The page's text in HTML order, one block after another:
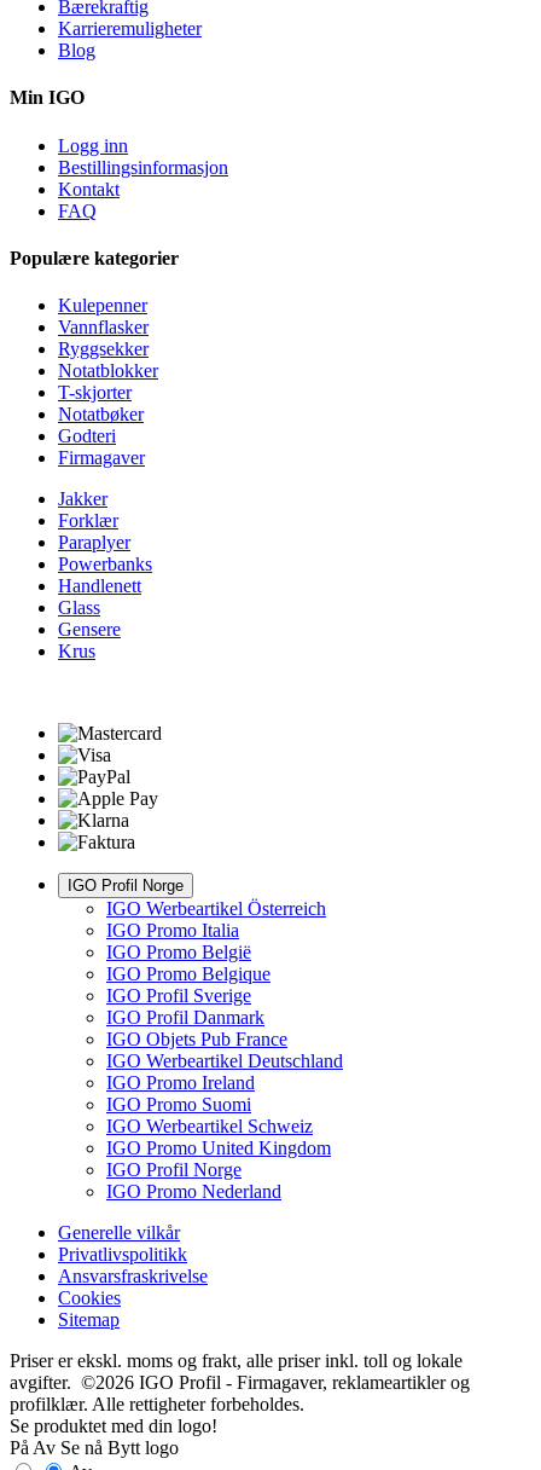
Bærekraftig
Karrieremuligheter
Blog
Min IGO
Logg inn
Bestillingsinformasjon
Kontakt
FAQ
Populære kategorier
Kulepenner
Vannflasker
Ryggsekker
Notatblokker
T-skjorter
Notatbøker
Godteri
Firmagaver
Jakker
Forklær
Paraplyer
Powerbanks
Handlenett
Glass
Gensere
Krus
IGO Profil Norge
IGO Werbeartikel Österreich
IGO Promo Italia
IGO Promo België
IGO Promo Belgique
IGO Profil Sverige
IGO Profil Danmark
IGO Objets Pub France
IGO Werbeartikel Deutschland
IGO Promo Ireland
IGO Promo Suomi
IGO Werbeartikel Schweiz
IGO Promo United Kingdom
IGO Profil Norge
IGO Promo Nederland
Generelle vilkår
Privatlivspolitikk
Ansvarsfraskrivelse
Cookies
Sitemap
Priser er ekskl. moms og frakt, alle priser inkl. toll og lokale
avgifter. ©2026 IGO Profil - Firmagaver, reklameartikler og
profilklær. Alle rettigheter forbeholdes.
Se produktet med din logo!
På Av Se nå Bytt logo